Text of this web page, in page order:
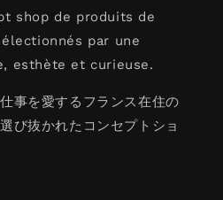
shop de produits de
par une
esthète et curieuse.
事を愛するフランス在住の
び抜かれたコンセプトショ